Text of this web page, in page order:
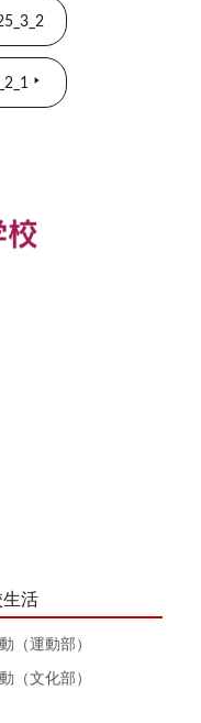
生活
（運動部）
（文化部）